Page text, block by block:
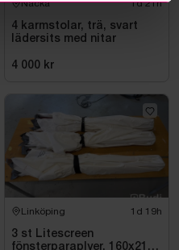
Nacka 1d 21h
4 karmstolar, trä, svart
lädersits med nitar
4 000 kr
Linköping 1d 19h
3 st Litescreen
fönsterparaplyer, 160x210